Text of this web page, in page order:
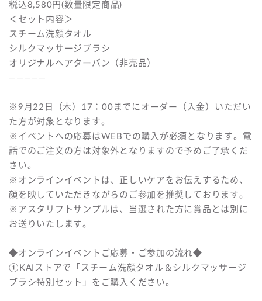
税込8,580円(数量限定商品)
＜セット内容＞
スチーム洗顔タオル
シルクマッサージブラシ
オリジナルヘアターバン（非売品）
—————
※9月22日（木）17：00までにオーダー（入金）いただい
た方が対象となります。
※イベントへの応募はWEBでの購入が必須となります。電
話でのご注文の方は対象外となりますので予めご了承くだ
さい。
※オンラインイベントは、正しいケアをお伝えするため、
顔を映していただきながらのご参加を推奨しております。
※アスタリフトサンプルは、当選された方に賞品とは別に
お送りいたします。
◆オンラインイベントご応募・ご参加の流れ◆
①KAIストアで「スチーム洗顔タオル＆シルクマッサージ
ブラシ特別セット」をご購入ください。